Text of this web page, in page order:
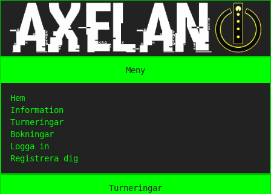
Meny
Hem
Information
Turneringar
Bokningar
Logga in
Registrera dig
Turneringar